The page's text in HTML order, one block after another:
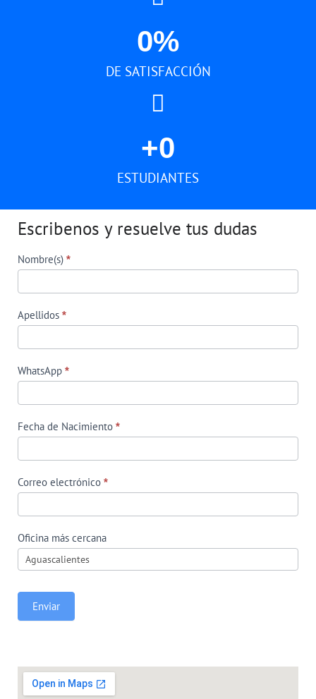
DE SATISFACCIÓN
0%
ESTUDIANTES
+0
Escribenos y resuelve tus dudas
Form
EE
Nombre(s) *
Apellidos *
WhatsApp *
Fecha de Nacimiento *
Correo electrónico *
Oficina más cercana
Enviar